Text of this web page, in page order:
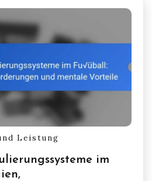
Leistung
im